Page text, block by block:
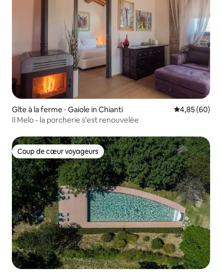
Gîte à la ferme ⋅ Gaiole in Chianti Évaluation
4,85 (60)
Il Melo - la porcherie s'est renouvelée
Coup de cœur voyageurs
Coup de cœur voyageurs